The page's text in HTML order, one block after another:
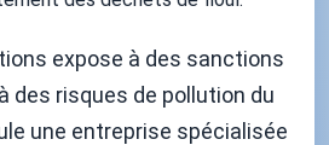
expose à des sanctions
des risques de pollution du
une entreprise spécialisée